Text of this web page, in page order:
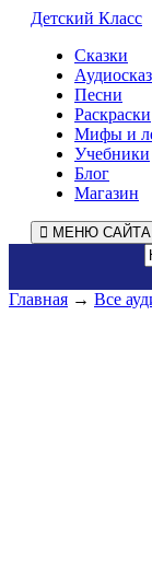
Детский Класс
Сказки
Песни
Раскраски
Мифы и
Учебники
Блог
Магазин
МЕНЮ САЙТА
Главная → Все